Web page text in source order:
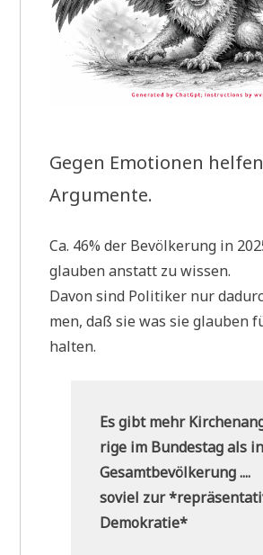
Gegen Emo­tio­nen
Argumente.
Ca. 46% der Bevöl­ke­rung in
glau­ben anstatt zu wissen.
Davon sind Poli­ti­ker nur
men, daß sie was sie glau­ben
halten.
Es gibt mehr
ri­ge im Bun­des­tag als
Gesamt­be­völ­ke­rung ....
soviel zur
Demokratie*